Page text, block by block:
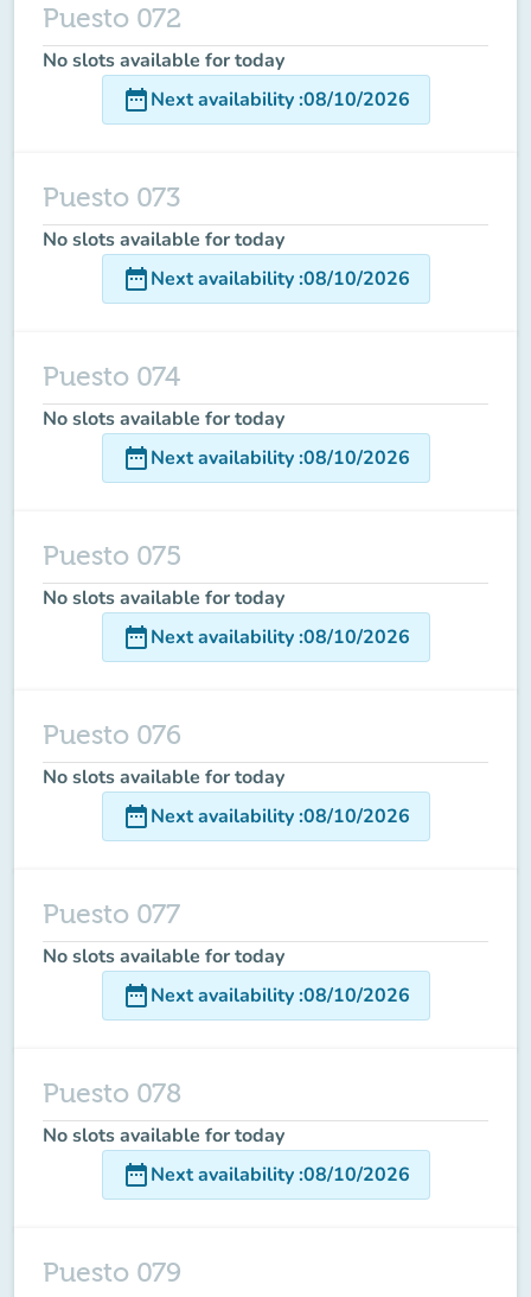
Puesto 072
No slots available for today
date_rangeNext availability:08/10/2026
Puesto 073
No slots available for today
date_rangeNext availability:08/10/2026
Puesto 074
No slots available for today
date_rangeNext availability:08/10/2026
Puesto 075
No slots available for today
date_rangeNext availability:08/10/2026
Puesto 076
No slots available for today
date_rangeNext availability:08/10/2026
Puesto 077
No slots available for today
date_rangeNext availability:08/10/2026
Puesto 078
No slots available for today
date_rangeNext availability:08/10/2026
Puesto 079